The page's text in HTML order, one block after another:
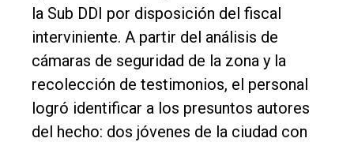
la Sub DDI por disposición del fiscal
interviniente. A partir del análisis de
cámaras de seguridad de la zona y la
recolección de testimonios, el personal
logró identificar a los presuntos autores
del hecho: dos jóvenes de la ciudad con